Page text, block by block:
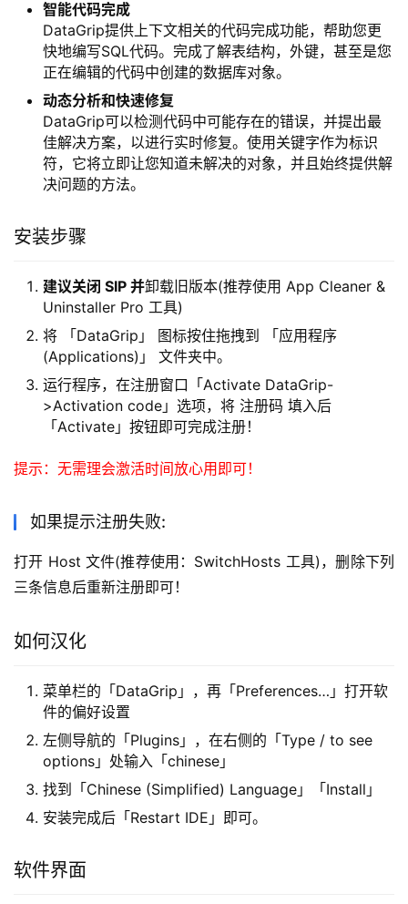
智能代码完成
DataGrip提供上下文相关的代码完成功能，帮助您更
快地编写SQL代码。完成了解表结构，外键，甚至是您
正在编辑的代码中创建的数据库对象。
动态分析和快速修复
DataGrip可以检测代码中可能存在的错误，并提出最
佳解决方案，以进行实时修复。使用关键字作为标识
符，它将立即让您知道未解决的对象，并且始终提供解
决问题的方法。
安装步骤
建议关闭 SIP 并卸载旧版本(推荐使用 App Cleaner &
Uninstaller Pro 工具)
将 「DataGrip」 图标按住拖拽到 「应用程序
(Applications)」 文件夹中。
运行程序，在注册窗口「Activate DataGrip-
>Activation code」选项，将 注册码 填入后
「Activate」按钮即可完成注册！
提示：无需理会激活时间放心用即可！
如果提示注册失败:
打开 Host 文件(推荐使用：SwitchHosts 工具)，删除下列
三条信息后重新注册即可！
如何汉化
菜单栏的「DataGrip」，再「Preferences…」打开软
件的偏好设置
左侧导航的「Plugins」，在右侧的「Type / to see
options」处输入「chinese」
找到「Chinese (Simplified) Language」「Install」
安装完成后「Restart IDE」即可。
软件界面